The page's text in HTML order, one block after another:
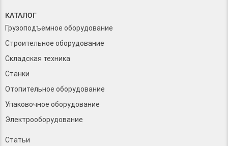
КАТАЛОГ
Грузоподъемное оборудование
Строительное оборудование
Складская техника
Станки
Отопительное оборудование
Упаковочное оборудование
Электрооборудование
Статьи